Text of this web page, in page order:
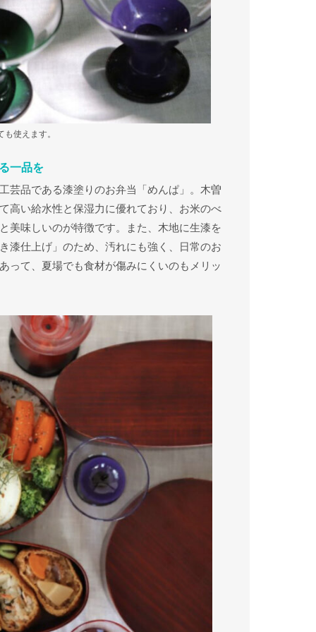
使えます。
一品を
芸品である漆塗りのお弁当「めんぱ」。木曽
高い給水性と保湿力に優れており、お米のべ
美味しいのが特徴です。また、木地に生漆を
漆仕上げ」のため、汚れにも強く、日常のお
って、夏場でも食材が傷みにくいのもメリッ